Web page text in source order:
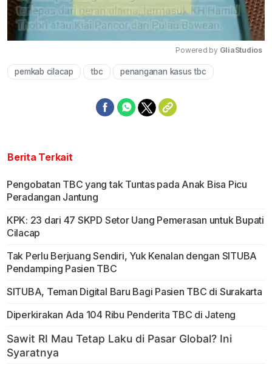
Powered by GliaStudios
pemkab cilacap tbc penanganan kasus tbc
Berita Terkait
Pengobatan TBC yang tak Tuntas pada Anak Bisa Picu
Peradangan Jantung
KPK: 23 dari 47 SKPD Setor Uang Pemerasan untuk Bupati
Cilacap
Tak Perlu Berjuang Sendiri, Yuk Kenalan dengan SITUBA
Pendamping Pasien TBC
SITUBA, Teman Digital Baru Bagi Pasien TBC di Surakarta
Diperkirakan Ada 104 Ribu Penderita TBC di Jateng